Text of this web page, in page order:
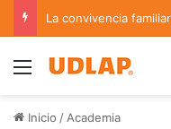
Menu
Inicio / Academia